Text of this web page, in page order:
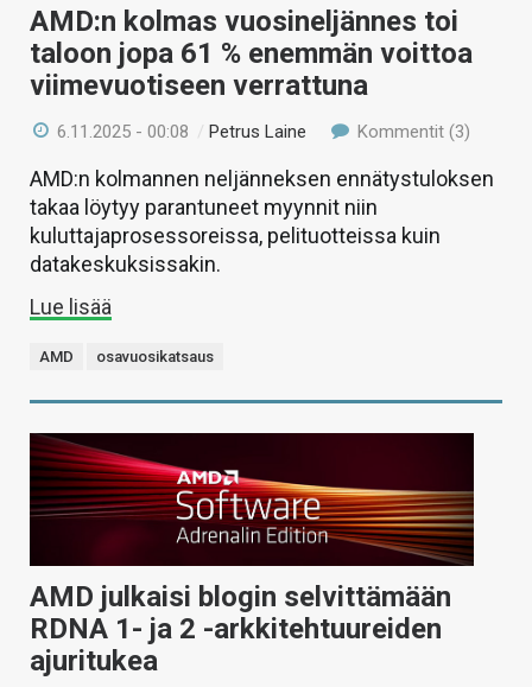
AMD:n kolmas vuosineljännes toi
taloon jopa 61 % enemmän voittoa
viimevuotiseen verrattuna
6.11.2025 - 00:08 /Petrus Laine Kommentit (3)
AMD:n kolmannen neljänneksen ennätystuloksen
takaa löytyy parantuneet myynnit niin
kuluttajaprosessoreissa, pelituotteissa kuin
datakeskuksissakin.
Lue lisää
AMD osavuosikatsaus
AMD julkaisi blogin selvittämään
RDNA 1- ja 2 -arkkitehtuureiden
ajuritukea